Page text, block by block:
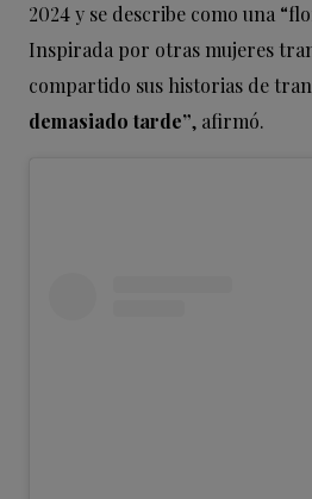
2024 y se describe como una
Inspirada por otras mujeres
compartido sus historias de
demasiado tarde”, afirmó.